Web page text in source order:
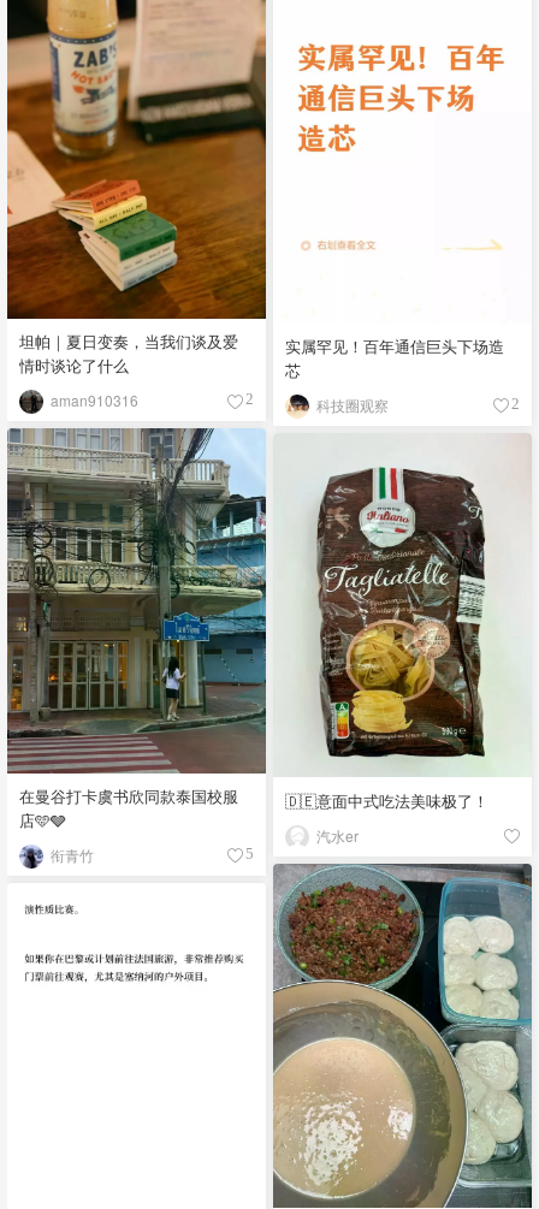
实属罕见！百年通信巨头下场造
芯
科技圈观察 2
坦帕｜夏日变奏，当我们谈及爱
情时谈论了什么
aman910316 2
在曼谷打卡虞书欣同款泰国校服
店🩵🩶
衔青竹 5
🇩🇪意面中式吃法美味极了！
汽水er